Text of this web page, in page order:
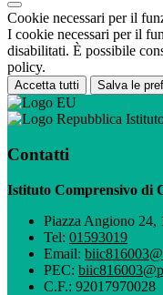
Cookie necessari per il
I cookie necessari per il
disabilitati. È possibile
policy.
Accetta tutti Salva le
Contatti
Istituto Comprensivo di
Piazza Angiono 24,
Tel: 01593019
Email:
PEC:
C.F.: 92017970028